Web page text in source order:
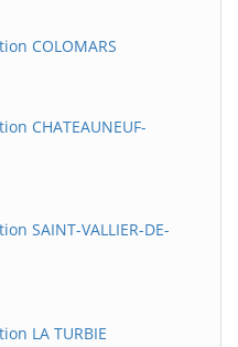
COLOMARS
CHATEAUNEUF-
SAINT-VALLIER-DE-
LA TURBIE